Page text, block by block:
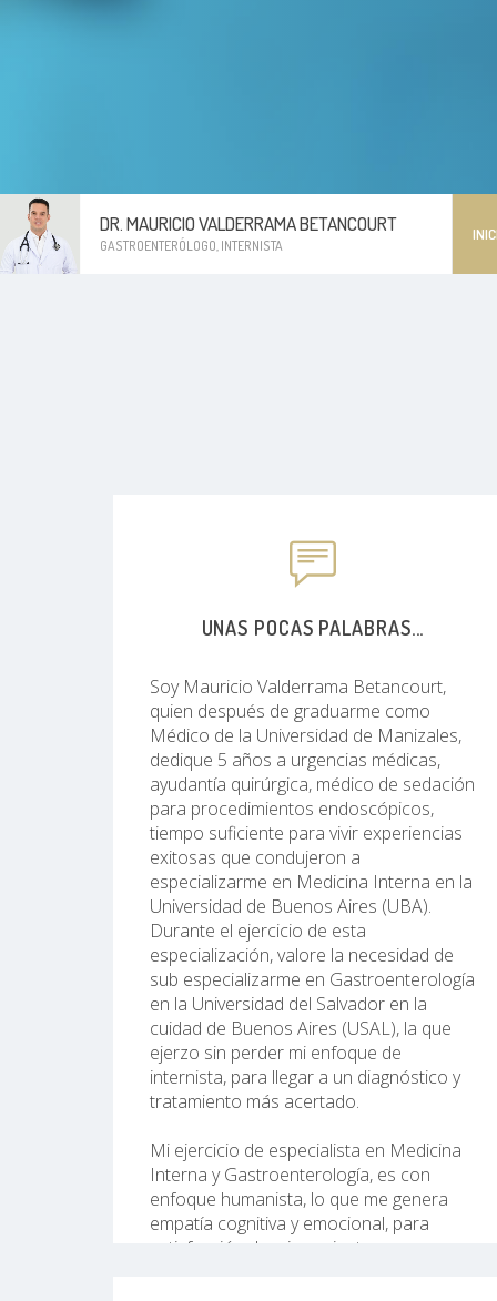
DR. MAURICIO VALDERRAMA BETANCOURT
GASTROENTERÓLOGO, INTERNISTA
UNAS POCAS PALABRAS...
Soy Mauricio Valderrama Betancourt,
quien después de graduarme como
Médico de la Universidad de Manizales,
dedique 5 años a urgencias médicas,
ayudantía quirúrgica, médico de sedación
para procedimientos endoscópicos,
tiempo suficiente para vivir experiencias
exitosas que condujeron a
especializarme en Medicina Interna en la
Universidad de Buenos Aires (UBA).
Durante el ejercicio de esta
especialización, valore la necesidad de
sub especializarme en Gastroenterología
en la Universidad del Salvador en la
cuidad de Buenos Aires (USAL), la que
ejerzo sin perder mi enfoque de
internista, para llegar a un diagnóstico y
tratamiento más acertado.
Mi ejercicio de especialista en Medicina
Interna y Gastroenterología, es con
enfoque humanista, lo que me genera
empatía cognitiva y emocional, para
satisfacción de mis pacientes.